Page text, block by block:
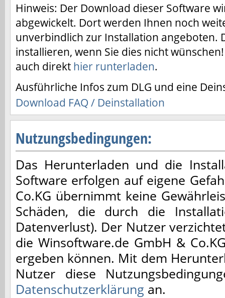
Hinweis: Der Download dieser Software
abgewickelt. Dort werden Ihnen noch
unverbindlich zur Installation angeboten.
installieren, wenn Sie dies nicht
auch direkt hier runterladen.
Ausführliche Infos zum DLG und eine
Download FAQ / Deinstallation
Nutzungsbedingungen:
Das Herunterladen und die
Software erfolgen auf eigene
Co.KG übernimmt keine
Schäden, die durch die
Datenverlust). Der Nutzer
die Winsoftware.de GmbH &
ergeben können. Mit dem
Nutzer diese
Datenschutzerklärung an.